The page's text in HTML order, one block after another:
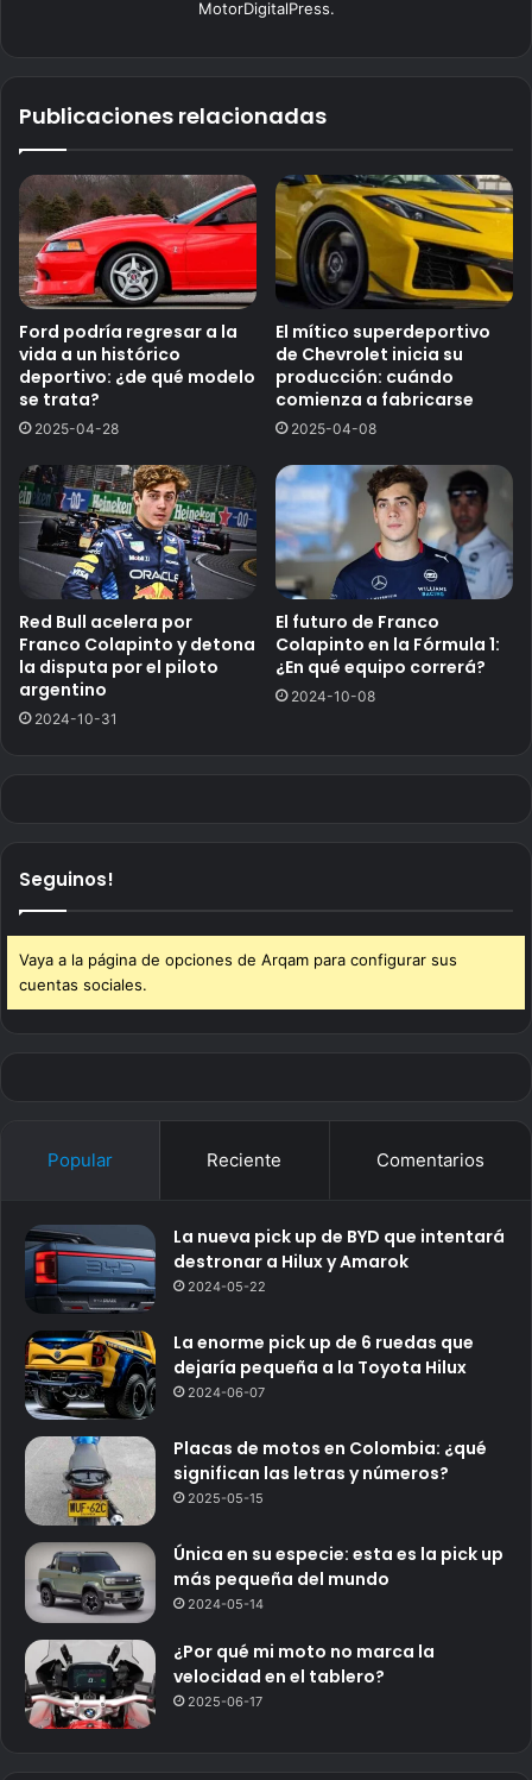
MotorDigitalPress.
Publicaciones relacionadas
Ford podría regresar a la
vida a un histórico
deportivo: ¿de qué modelo
se trata?
2025-04-28
El mítico superdeportivo
de Chevrolet inicia su
producción: cuándo
comienza a fabricarse
2025-04-08
Red Bull acelera por
Franco Colapinto y detona
la disputa por el piloto
argentino
2024-10-31
El futuro de Franco
Colapinto en la Fórmula 1:
¿En qué equipo correrá?
2024-10-08
Seguinos!
Vaya a la página de opciones de Arqam para configurar sus
cuentas sociales.
Popular Reciente Comentarios
La nueva pick up de BYD que intentará
destronar a Hilux y Amarok
2024-05-22
La enorme pick up de 6 ruedas que
dejaría pequeña a la Toyota Hilux
2024-06-07
Placas de motos en Colombia: ¿qué
significan las letras y números?
2025-05-15
Única en su especie: esta es la pick up
más pequeña del mundo
2024-05-14
¿Por qué mi moto no marca la
velocidad en el tablero?
2025-06-17